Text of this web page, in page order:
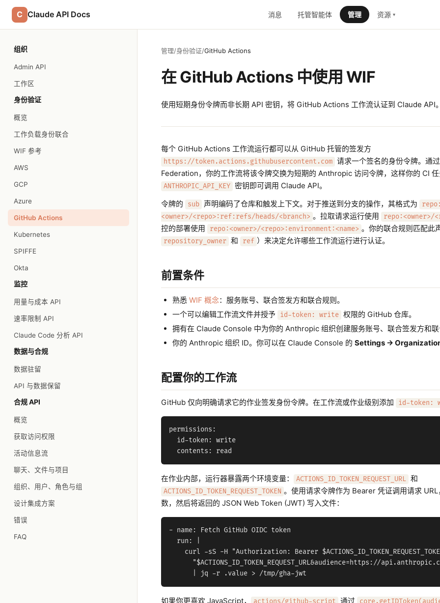
C Claude API Docs 消息 托管智能体 管理 资源 ▾
组织
Admin API
工作区
身份验证
概览
工作负载身份联合
WIF 参考
AWS
GCP
Azure
GitHub Actions
Kubernetes
SPIFFE
Okta
监控
用量与成本 API
速率限制 API
Claude Code 分析 API
数据与合规
数据驻留
API 与数据保留
合规 API
概览
获取访问权限
活动信息流
聊天、文件与项目
组织、用户、角色与组
设计集成方案
错误
FAQ
管理/身份验证/GitHub Actions
在 GitHub Actions 中使用 WIF
使用短期身份令牌而非长期 API 密钥，将 GitHub Actions 工作流认证到 Claude API
每个 GitHub Actions 工作流运行都可以从 GitHub 托管的签发方
https://token.actions.githubusercontent.com 请求一个签名的身份令牌。通
Federation，你的工作流将该令牌交换为短期的 Anthropic 访问令牌，这样你的 CI
ANTHROPIC_API_KEY 密钥即可调用 Claude API。
令牌的
sub 声明编码了仓库和触发上下文。对于推送到分支的操作，其格式为
<owner>/<repo>:ref:refs/heads/<branch> 。拉取请求运行使用 repo:<owner>/
控的部署使用 repo:<owner>/<repo>:environment:<name> 。你的联合规则匹配此
repository_owner 和 ref ）来决定允许哪些工作流运行进行认证。
前置条件
熟悉 WIF 概念：服务账号、联合签发方和联合规则。
一个可以编辑工作流文件并授予
id-token: write 权限的 GitHub 仓库。
拥有在 Claude Console 中为你的 Anthropic 组织创建服务账号、联合签发方和
你的 Anthropic 组织 ID。你可以在 Claude Console 的 Settings ->
配置你的工作流
GitHub 仅向明确请求它的作业签发身份令牌。在工作流或作业级别添加 id-token:
permissions:
  id-token: write
在作业内部，运行器暴露两个环境变量： ACTIONS_ID_TOKEN_REQUEST_URL 和
ACTIONS_ID_TOKEN_REQUEST_TOKEN 。使用请求令牌作为 Bearer 凭证调用请求
数，然后将返回的 JSON Web Token (JWT) 写入文件：
- name: Fetch GitHub OIDC token
  run: |
curl -sS -H "Authorization: Bearer
"$ACTIONS_ID_TOKEN_REQUEST_URL&audience=https://
如果你更喜欢 JavaScript， 通过